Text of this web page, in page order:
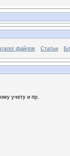
файлов Статьи
учету и пр.